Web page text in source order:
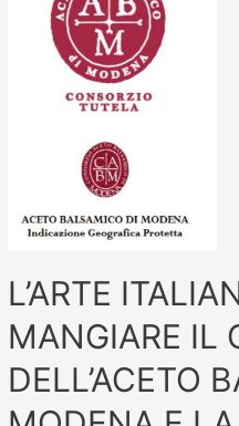
L’ARTE
MANGIARE IL
DELL’ACETO